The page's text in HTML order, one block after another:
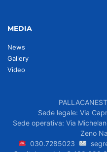
MEDIA
News
Gallery
Video
Sede legale: Via
Sede operativa: Via
Zeno
030.7285023